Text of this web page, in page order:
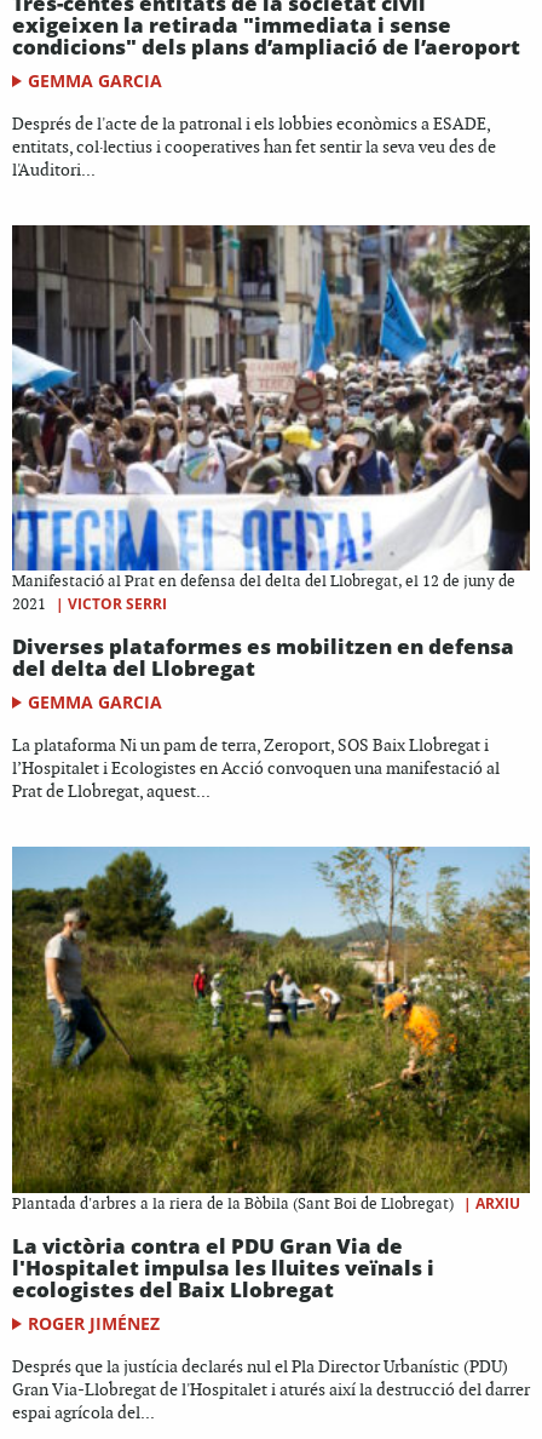
exigeixen la retirada "immediata i sense
condicions" dels plans d’ampliació de l’aeroport
GEMMA GARCIA
Després de l'acte de la patronal i els lobbies econòmics a ESADE,
entitats, col·lectius i cooperatives han fet sentir la seva veu des de
l'Auditori...
Manifestació al Prat en defensa del delta del Llobregat, el 12 de juny de
2021
| VICTOR SERRI
Diverses plataformes es mobilitzen en defensa
del delta del Llobregat
GEMMA GARCIA
La plataforma Ni un pam de terra, Zeroport, SOS Baix Llobregat i
l’Hospitalet i Ecologistes en Acció convoquen una manifestació al
Prat de Llobregat, aquest...
Plantada d'arbres a la riera de la Bòbila (Sant Boi de Llobregat) | ARXIU
La victòria contra el PDU Gran Via de
l'Hospitalet impulsa les lluites veïnals i
ecologistes del Baix Llobregat
ROGER JIMÉNEZ
Després que la justícia declarés nul el Pla Director Urbanístic (PDU)
Gran Via-Llobregat de l'Hospitalet i aturés així la destrucció del darrer
espai agrícola del...